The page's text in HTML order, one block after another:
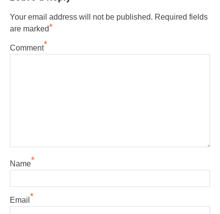
Your email address will not be published. Required fields
are marked*
Comment*
Name*
Email *